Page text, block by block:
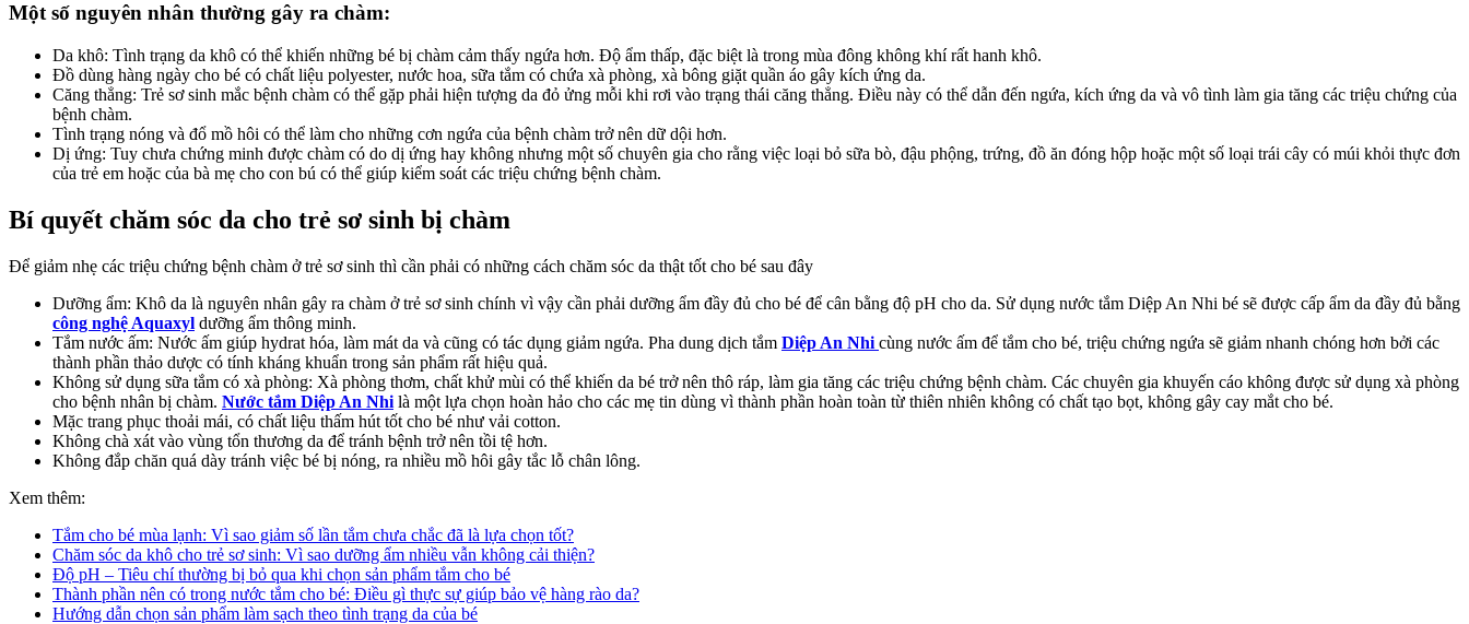
Một số nguyên nhân thường gây ra chàm:
Da khô: Tình trạng da khô có thể khiến những bé bị chàm cảm thấy ngứa hơn. Độ ẩm thấp, đặc biệt là trong mùa đông không khí rất hanh khô.
Đồ dùng hàng ngày cho bé có chất liệu polyester, nước hoa, sữa tắm có chứa xà phòng, xà bông giặt quần áo gây kích ứng da.
Căng thẳng: Trẻ sơ sinh mắc bệnh chàm có thể gặp phải hiện tượng da đỏ ửng mỗi khi rơi vào trạng thái căng thẳng. Điều này có thể dẫn đến ngứa, kích ứng da và vô tình làm gia tăng các triệu chứng của
bệnh chàm.
Tình trạng nóng và đổ mồ hôi có thể làm cho những cơn ngứa của bệnh chàm trở nên dữ dội hơn.
Dị ứng: Tuy chưa chứng minh được chàm có do dị ứng hay không nhưng một số chuyên gia cho rằng việc loại bỏ sữa bò, đậu phộng, trứng, đồ ăn đóng hộp hoặc một số loại trái cây có múi khỏi thực đơn
của trẻ em hoặc của bà mẹ cho con bú có thể giúp kiểm soát các triệu chứng bệnh chàm.
Bí quyết chăm sóc da cho trẻ sơ sinh bị chàm
Để giảm nhẹ các triệu chứng bệnh chàm ở trẻ sơ sinh thì cần phải có những cách chăm sóc da thật tốt cho bé sau đây
Dưỡng ẩm: Khô da là nguyên nhân gây ra chàm ở trẻ sơ sinh chính vì vậy cần phải dưỡng ẩm đầy đủ cho bé để cân bằng độ pH cho da. Sử dụng nước tắm Diệp An Nhi bé sẽ được cấp ẩm da đầy đủ bằng
công nghệ Aquaxyl dưỡng ẩm thông minh.
Tắm nước ấm: Nước ấm giúp hydrat hóa, làm mát da và cũng có tác dụng giảm ngứa. Pha dung dịch tắm Diệp An Nhi cùng nước ấm để tắm cho bé, triệu chứng ngứa sẽ giảm nhanh chóng hơn bởi các
thành phần thảo dược có tính kháng khuẩn trong sản phẩm rất hiệu quả.
Không sử dụng sữa tắm có xà phòng: Xà phòng thơm, chất khử mùi có thể khiến da bé trở nên thô ráp, làm gia tăng các triệu chứng bệnh chàm. Các chuyên gia khuyến cáo không được sử dụng xà phòng
cho bệnh nhân bị chàm. Nước tắm Diệp An Nhi là một lựa chọn hoàn hảo cho các mẹ tin dùng vì thành phần hoàn toàn từ thiên nhiên không có chất tạo bọt, không gây cay mắt cho bé.
Mặc trang phục thoải mái, có chất liệu thấm hút tốt cho bé như vải cotton.
Không chà xát vào vùng tổn thương da để tránh bệnh trở nên tồi tệ hơn.
Không đắp chăn quá dày tránh việc bé bị nóng, ra nhiều mồ hôi gây tắc lỗ chân lông.
Xem thêm:
Tắm cho bé mùa lạnh: Vì sao giảm số lần tắm chưa chắc đã là lựa chọn tốt?
Chăm sóc da khô cho trẻ sơ sinh: Vì sao dưỡng ẩm nhiều vẫn không cải thiện?
Độ pH – Tiêu chí thường bị bỏ qua khi chọn sản phẩm tắm cho bé
Thành phần nên có trong nước tắm cho bé: Điều gì thực sự giúp bảo vệ hàng rào da?
Hướng dẫn chọn sản phẩm làm sạch theo tình trạng da của bé